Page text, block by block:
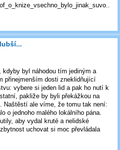
byl náhodou tím jediným a
přinejmenším dosti zneklidňující
vybere si jeden lid a pak ho nutí k
pakliže by byli překážkou na
Naštěstí ale víme, že tomu tak není:
o jednoho malého lokálního pána.
aby vydal kruté a nelidské
uchovat si moc převládala